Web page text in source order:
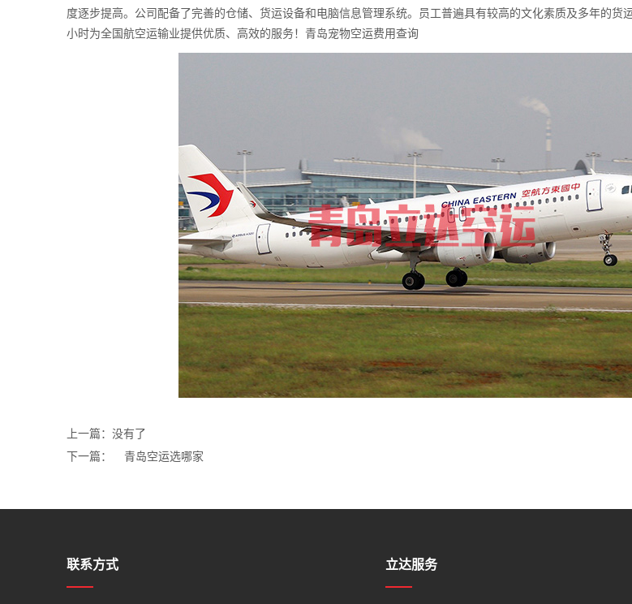
度逐步提高。公司配备了完善的仓储、货运设备和电脑信息管理系统。员工普遍具有较高的文化素质及多年的货
小时为全国航空运输业提供优质、高效的服务！ 青岛宠物空运费用查询
上一篇：没有了
下一篇：
青岛空运选哪家
联系方式 立达服务